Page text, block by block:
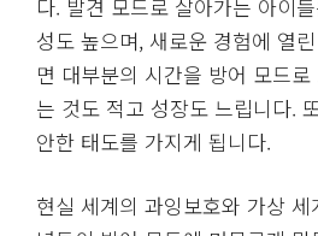
다. 발견 모드로 살아가는 아이
성도 높으며, 새로운 경험에 열
면 대부분의 시간을 방어 모드
는 것도 적고 성장도 느립니다.
안한 태도를 가지게 됩니다.
현실 세계의 과잉보호와 가상